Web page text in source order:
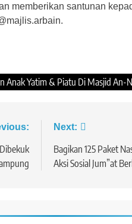
memberikan santunan
Anak Yatim & Piatu Di Masjid An-
Next:
Bagikan 125 Paket
Aksi Sosial Jum”at